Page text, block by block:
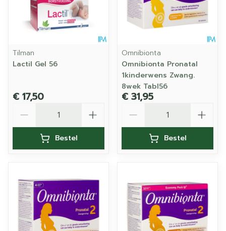
Tilman
Lactil Gel 56
€ 17,50
Bestel
Omnibionta
Omnibionta Pronatal
1kinderwens Zwang.
8wek Tabl56
€ 31,95
Bestel